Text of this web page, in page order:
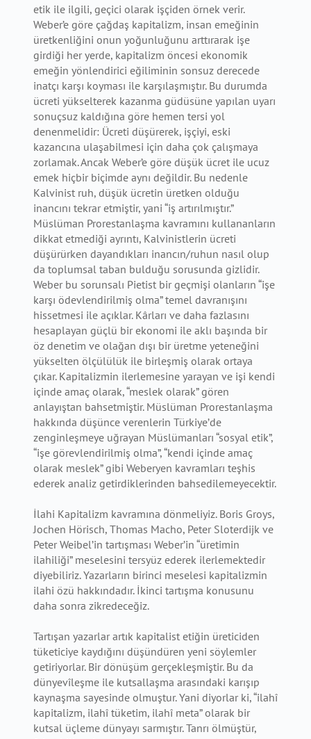
etik ile ilgili, geçici olarak işçiden örnek verir.
Weber’e göre çağdaş kapitalizm, insan emeğinin
üretkenliğini onun yoğunluğunu arttırarak işe
girdiği her yerde, kapitalizm öncesi ekonomik
emeğin yönlendirici eğiliminin sonsuz derecede
inatçı karşı koyması ile karşılaşmıştır. Bu durumda
ücreti yükselterek kazanma güdüsüne yapılan uyarı
sonuçsuz kaldığına göre hemen tersi yol
denenmelidir: Ücreti düşürerek, işçiyi, eski
kazancına ulaşabilmesi için daha çok çalışmaya
zorlamak. Ancak Weber’e göre düşük ücret ile ucuz
emek hiçbir biçimde aynı değildir. Bu nedenle
Kalvinist ruh, düşük ücretin üretken olduğu
inancını tekrar etmiştir, yani “iş artırılmıştır.”
Müslüman Prorestanlaşma kavramını kullananların
dikkat etmediği ayrıntı, Kalvinistlerin ücreti
düşürürken dayandıkları inancın/ruhun nasıl olup
da toplumsal taban bulduğu sorusunda gizlidir.
Weber bu sorunsalı Pietist bir geçmişi olanların “işe
karşı ödevlendirilmiş olma” temel davranışını
hissetmesi ile açıklar. Kârları ve daha fazlasını
hesaplayan güçlü bir ekonomi ile aklı başında bir
öz denetim ve olağan dışı bir üretme yeteneğini
yükselten ölçülülük ile birleşmiş olarak ortaya
çıkar. Kapitalizmin ilerlemesine yarayan ve işi kendi
içinde amaç olarak, “meslek olarak” gören
anlayıştan bahsetmiştir. Müslüman Prorestanlaşma
hakkında düşünce verenlerin Türkiye’de
zenginleşmeye uğrayan Müslümanları “sosyal etik”,
“işe görevlendirilmiş olma”, “kendi içinde amaç
olarak meslek” gibi Weberyen kavramları teşhis
ederek analiz getirdiklerinden bahsedilemeyecektir.
İlahi Kapitalizm kavramına dönmeliyiz. Boris Groys,
Jochen Hörisch, Thomas Macho, Peter Sloterdijk ve
Peter Weibel’in tartışması Weber’in “üretimin
ilahiliği” meselesini tersyüz ederek ilerlemektedir
diyebiliriz. Yazarların birinci meselesi kapitalizmin
ilahi özü hakkındadır. İkinci tartışma konusunu
daha sonra zikredeceğiz.
Tartışan yazarlar artık kapitalist etiğin üreticiden
tüketiciye kaydığını düşündüren yeni söylemler
getiriyorlar. Bir dönüşüm gerçekleşmiştir. Bu da
dünyevîleşme ile kutsallaşma arasındaki karışıp
kaynaşma sayesinde olmuştur. Yani diyorlar ki, “ilahî
kapitalizm, ilahî tüketim, ilahî meta” olarak bir
kutsal üçleme dünyayı sarmıştır. Tanrı ölmüştür,